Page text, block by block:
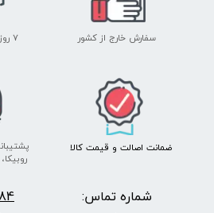
سفارش خارج از کشور
۷ روز ضمانت بازگشت
ضمانت اصالت و قیمت​​​​​​​ کالا ​​​​​​​
شماره تماس: